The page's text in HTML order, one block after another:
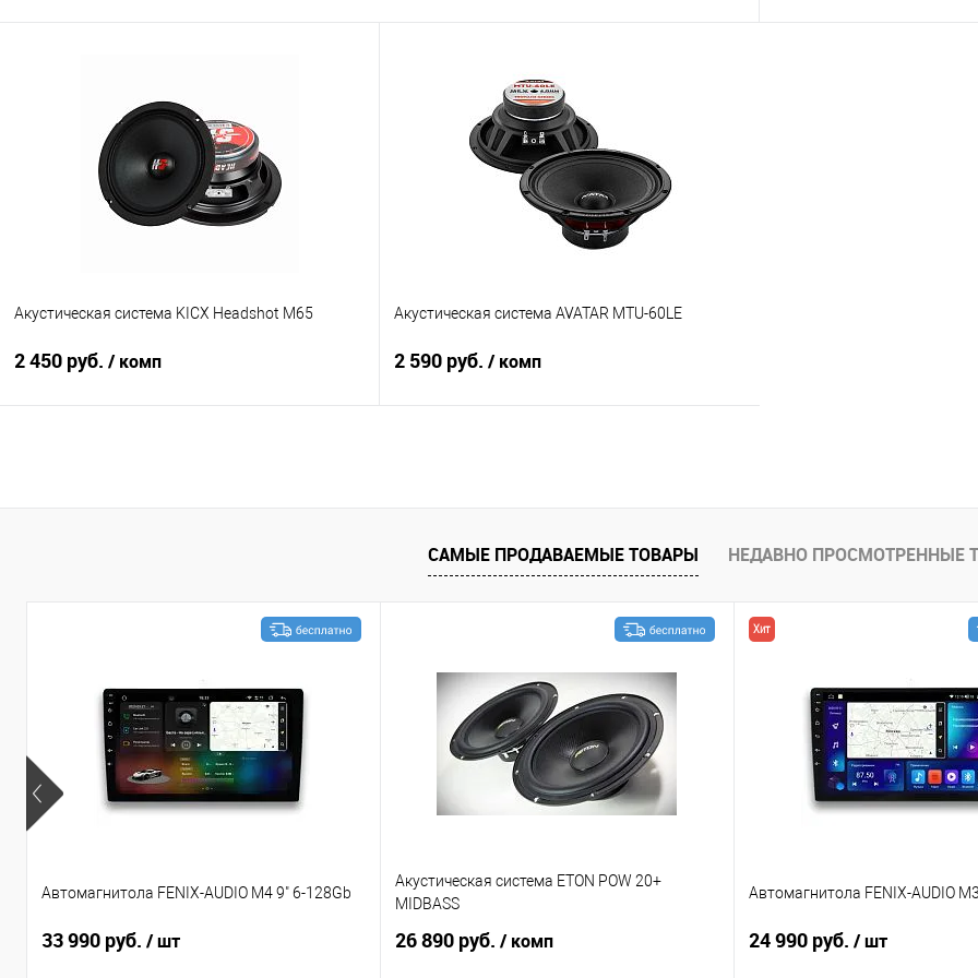
В избранное Сравнение
Акустическая система KICX Headshot M65
2 450 руб. / комп
Сравнение В избранное
Акустическая система AVATAR MTU-60LE
2 590 руб. / комп
Сравнение В избранное
САМЫЕ ПРОДАВАЕМЫЕ ТОВАРЫ НЕДАВНО ПРОСМОТРЕННЫЕ
Автомагнитола FENIX-AUDIO M4 9" 6-128Gb
33 990 руб. / шт
Акустическая система ETON POW 20+
MIDBASS
26 890 руб. / комп
Хит
Автомагнитола FENIX-AUDIO
24 990 руб. / шт